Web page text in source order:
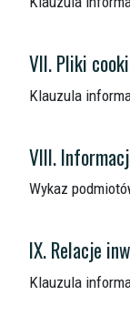
VII. Pliki
Klauzula
VIII.
Wykaz
IX. Relacje
Klauzula